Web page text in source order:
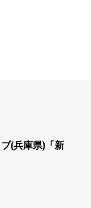
(兵庫県)「新